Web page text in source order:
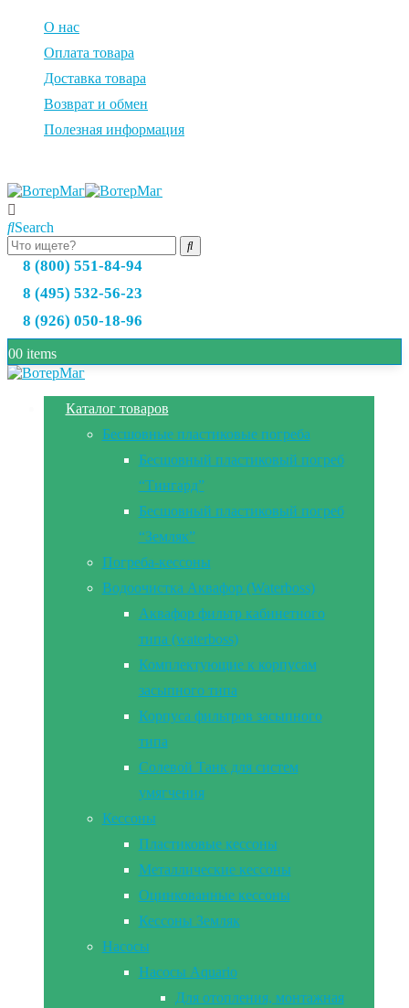
О нас
Оплата товара
Доставка товара
Возврат и обмен
Полезная информация
Search
8 (800) 551-84-94
8 (495) 532-56-23
8 (926) 050-18-96
00 items
Каталог товаров
Бесшовные пластиковые погреба
Бесшовный пластиковый погреб
“Тингард”
Бесшовный пластиковый погреб
“Земляк”
Погреба-кессоны
Водоочистка Аквафор (Waterboss)
Аквафор фильтр кабинетного
типа (waterboss)
Комплектующие к корпусам
засыпного типа
Корпуса фильтров засыпного
типа
Солевой Танк для систем
умягчения
Кессоны
Пластиковые кессоны
Металлические кессоны
Оцинкованные кессоны
Кессоны Земляк
Насосы
Насосы Aquario
Для отопления, монтажная